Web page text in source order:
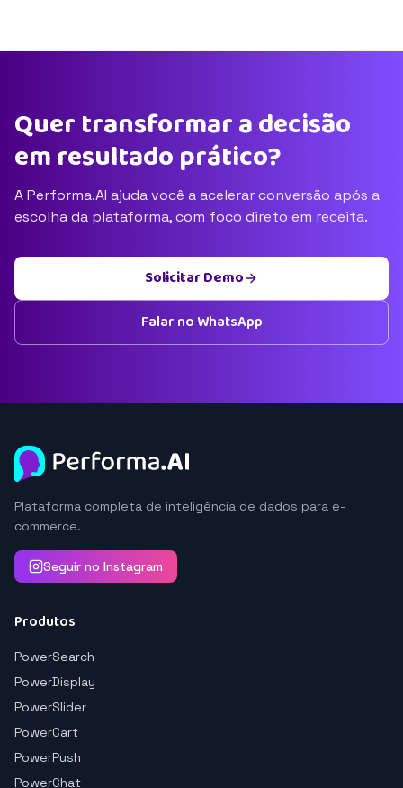
Quer transformar a decisão
em resultado prático?
A Performa.AI ajuda você a acelerar conversão após a
escolha da plataforma, com foco direto em receita.
Solicitar Demo
Falar no WhatsApp
Plataforma completa de inteligência de dados para e-
commerce.
Seguir no Instagram
Produtos
PowerSearch
PowerDisplay
PowerSlider
PowerCart
PowerPush
PowerChat